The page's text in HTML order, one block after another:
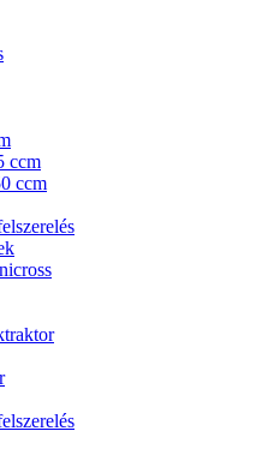
ccm
ccm